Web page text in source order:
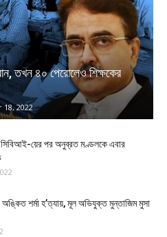
তখন ৪০ পেরোলেও শিক্ষকের
2022
সিবিআই-য়ের পর অনুব্রত মণ্ডলকে এবার
অঙ্কিত শর্মা হ’ত্যায়, মূল অভিযুক্ত মুন্তাজিম মুসা